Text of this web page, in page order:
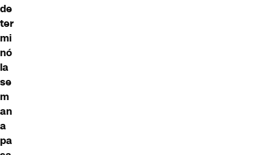
de
ter
mi
nó
la
se
m
an
a
pa